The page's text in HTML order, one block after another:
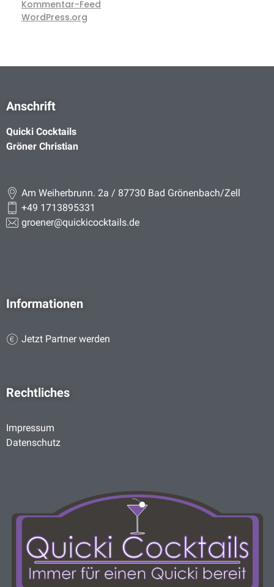
Kommentar-Feed
WordPress.org
Anschrift
Quicki Cocktails
Gröner Christian
Am Weiherbrunn. 2a / 87730 Bad Grönenbach/Zell
+49 1713895331
groener@quickicocktails.de
Informationen
Jetzt Partner werden
Rechtliches
Impressum
Datenschutz